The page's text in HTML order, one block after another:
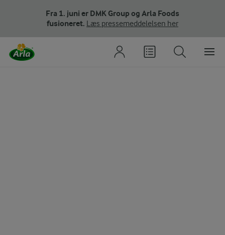
Fra 1. juni er DMK Group og Arla Foods
fusioneret. Læs pressemeddelelsen her